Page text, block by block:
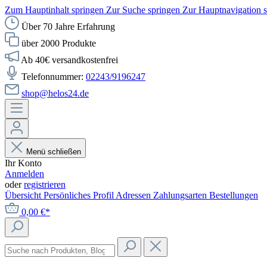
Zum Hauptinhalt springen Zur Suche springen Zur Hauptnavigation
Über 70 Jahre Erfahrung
über 2000 Produkte
Ab 40€ versandkostenfrei
Telefonnummer: 02243/9196247
shop@helos24.de
Menü schließen
Ihr Konto
Anmelden
oderregistrieren
Übersicht Persönliches Profil Adressen Zahlungsarten Bestellungen
0,00 €*